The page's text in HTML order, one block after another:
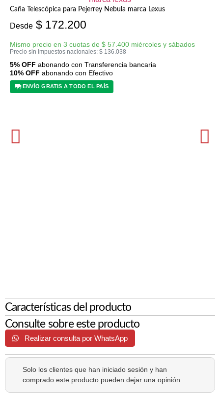
Caña Telescópica para Pejerrey Nebula marca Lexus
Desde $ 172.200
Mismo precio en 3 cuotas de $ 57.400 miércoles y sábados
Precio sin impuestos nacionales: $ 136.038
5% OFF abonando con Transferencia bancaria
10% OFF abonando con Efectivo
ENVÍO GRATIS A TODO EL PAÍS
Características del producto
Consulte sobre este producto
Realizar consulta por WhatsApp
Solo los clientes que han iniciado sesión y han
comprado este producto pueden dejar una opinión.